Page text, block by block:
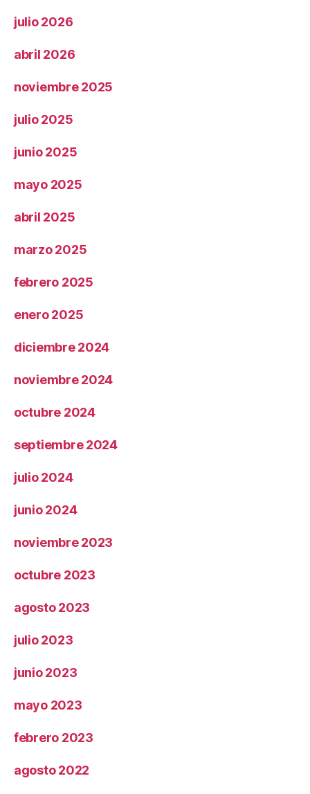
julio 2026
abril 2026
noviembre 2025
julio 2025
junio 2025
mayo 2025
abril 2025
marzo 2025
febrero 2025
enero 2025
diciembre 2024
noviembre 2024
octubre 2024
septiembre 2024
julio 2024
junio 2024
noviembre 2023
octubre 2023
agosto 2023
julio 2023
junio 2023
mayo 2023
febrero 2023
agosto 2022